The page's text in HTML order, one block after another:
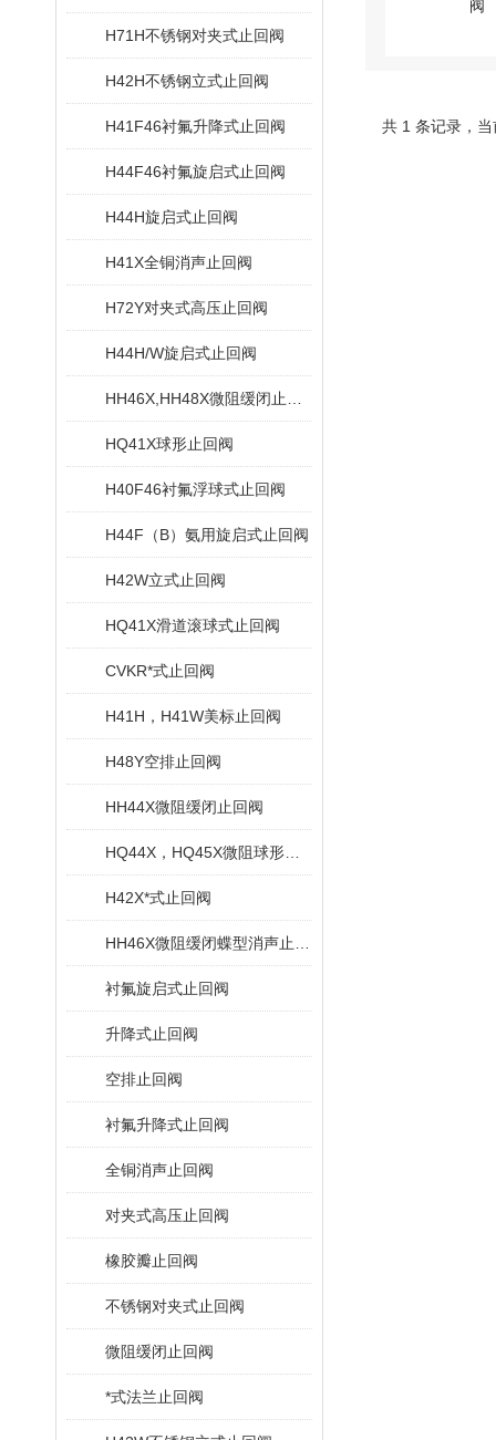
H71H不锈钢对夹式止回阀
H42H不锈钢立式止回阀
H41F46衬氟升降式止回阀
H44F46衬氟旋启式止回阀
H44H旋启式止回阀
H41X全铜消声止回阀
H72Y对夹式高压止回阀
H44H/W旋启式止回阀
HQ41X球形止回阀
H40F46衬氟浮球式止回阀
H44F（B）氨用旋启式止回阀
H42W立式止回阀
HQ41X滑道滚球式止回阀
CVKR*式止回阀
H41H，H41W美标止回阀
H48Y空排止回阀
HH44X微阻缓闭止回阀
H42X*式止回阀
衬氟旋启式止回阀
升降式止回阀
空排止回阀
衬氟升降式止回阀
全铜消声止回阀
对夹式高压止回阀
橡胶瓣止回阀
不锈钢对夹式止回阀
微阻缓闭止回阀
*式法兰止回阀
共 1 条记录，